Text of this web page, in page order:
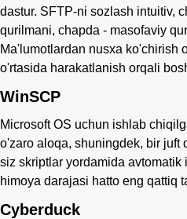
dastur. SFTP-ni sozlash intuitiv,
qurilmani, chapda - masofaviy
Ma'lumotlardan nusxa ko'chirish
o'rtasida harakatlanish orqali
WinSCP
Microsoft OS uchun ishlab
o'zaro aloqa, shuningdek, bir juft
siz skriptlar yordamida
himoya darajasi hatto eng qattiq
Cyberduck